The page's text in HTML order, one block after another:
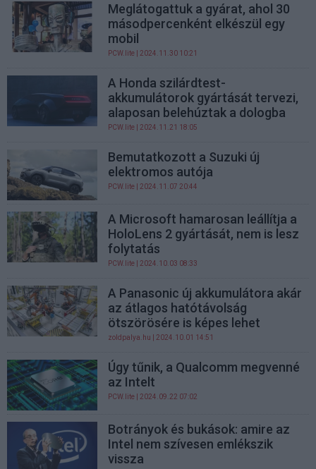
Meglátogattuk a gyárat, ahol 30
másodpercenként elkészül egy
mobil
PCW.lite | 2024.11.30 10:21
A Honda szilárdtest-
akkumulátorok gyártását tervezi,
alaposan belehúztak a dologba
PCW.lite | 2024.11.21 18:05
Bemutatkozott a Suzuki új
elektromos autója
PCW.lite | 2024.11.07 20:44
A Microsoft hamarosan leállítja a
HoloLens 2 gyártását, nem is lesz
folytatás
PCW.lite | 2024.10.03 08:33
A Panasonic új akkumulátora akár
az átlagos hatótávolság
ötszörösére is képes lehet
zoldpalya.hu | 2024.10.01 14:51
Úgy tűnik, a Qualcomm megvenné
az Intelt
PCW.lite | 2024.09.22 07:02
Botrányok és bukások: amire az
Intel nem szívesen emlékszik
vissza